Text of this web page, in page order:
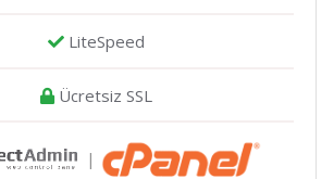
LiteSpeed
Ücretsiz SSL
|